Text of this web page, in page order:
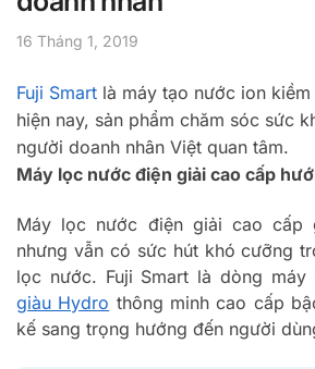
16 Tháng 1, 2019
Fuji Smart là máy tạo nước ion
hiện nay, sản phẩm chăm sóc sức
người doanh nhân Việt quan tâm.
Máy lọc nước điện giải cao cấp
Máy lọc nước điện giải cao cấp
nhưng vẫn có sức hút khó cưỡng
lọc nước. Fuji Smart là dòng máy
giàu Hydro thông minh cao cấp
kế sang trọng hướng đến người